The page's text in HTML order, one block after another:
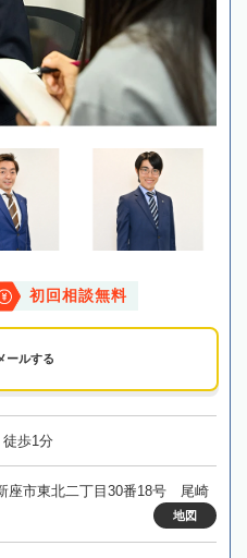
初回相談無料
ールする
歩1分
座市東北二丁目30番18号 尾崎
地図